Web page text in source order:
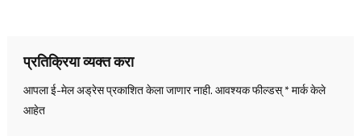
प्रतिक्रिया व्यक्त करा
आपला ई-मेल अड्रेस प्रकाशित केला जाणार नाही.आवश्यक फील्डस्*मार्क केले
आहेत